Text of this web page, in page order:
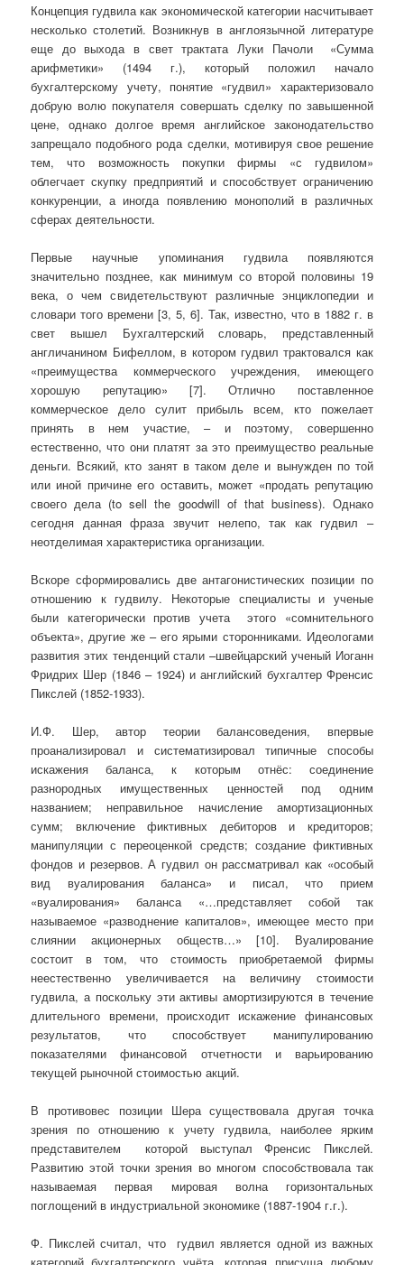
Концепция гудвила как экономической категории насчитывает
несколько столетий. Возникнув в англоязычной литературе
еще до выхода в свет трактата Луки Пачоли «Сумма
арифметики» (1494 г.), который положил начало
бухгалтерскому учету, понятие «гудвил» характеризовало
добрую волю покупателя совершать сделку по завышенной
цене, однако долгое время английское законодательство
запрещало подобного рода сделки, мотивируя свое решение
тем, что возможность покупки фирмы «с гудвилом»
облегчает скупку предприятий и способствует ограничению
конкуренции, а иногда появлению монополий в различных
сферах деятельности.
Первые научные упоминания гудвила появляются
значительно позднее, как минимум со второй половины 19
века, о чем свидетельствуют различные энциклопедии и
словари того времени [3, 5, 6]. Так, известно, что в 1882 г. в
свет вышел Бухгалтерский словарь, представленный
англичанином Бифеллом, в котором гудвил трактовался как
«преимущества коммерческого учреждения, имеющего
хорошую репутацию» [7]. Отлично поставленное
коммерческое дело сулит прибыль всем, кто пожелает
принять в нем участие, – и поэтому, совершенно
естественно, что они платят за это преимущество реальные
деньги. Всякий, кто занят в таком деле и вынужден по той
или иной причине его оставить, может «продать репутацию
своего дела (to sell the goodwill of that business). Однако
сегодня данная фраза звучит нелепо, так как гудвил –
неотделимая характеристика организации.
Вскоре сформировались две антагонистических позиции по
отношению к гудвилу. Некоторые специалисты и ученые
были категорически против учета этого «сомнительного
объекта», другие же – его ярыми сторонниками. Идеологами
развития этих тенденций стали –швейцарский ученый Иоганн
Фридрих Шер (1846 – 1924) и английский бухгалтер Френсис
Пикслей (1852-1933).
И.Ф. Шер, автор теории балансоведения, впервые
проанализировал и систематизировал типичные способы
искажения баланса, к которым отнёс: соединение
разнородных имущественных ценностей под одним
названием; неправильное начисление амортизационных
сумм; включение фиктивных дебиторов и кредиторов;
манипуляции с переоценкой средств; создание фиктивных
фондов и резервов. А гудвил он рассматривал как «особый
вид вуалирования баланса» и писал, что прием
«вуалирования» баланса «…представляет собой так
называемое «разводнение капиталов», имеющее место при
слиянии акционерных обществ…» [10]. Вуалирование
состоит в том, что стоимость приобретаемой фирмы
неестественно увеличивается на величину стоимости
гудвила, а поскольку эти активы амортизируются в течение
длительного времени, происходит искажение финансовых
результатов, что способствует манипулированию
показателями финансовой отчетности и варьированию
текущей рыночной стоимостью акций.
В противовес позиции Шера существовала другая точка
зрения по отношению к учету гудвила, наиболее ярким
представителем которой выступал Френсис Пикслей.
Развитию этой точки зрения во многом способствовала так
называемая первая мировая волна горизонтальных
поглощений в индустриальной экономике (1887-1904 г.г.).
Ф. Пикслей считал, что гудвил является одной из важных